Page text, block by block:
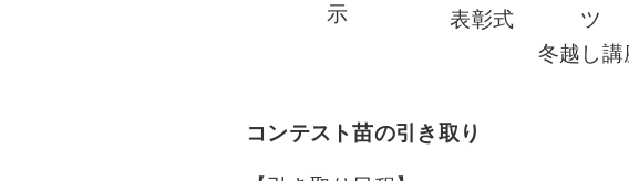
示
表彰式
ツ
冬越し講
コンテスト苗の引き取り